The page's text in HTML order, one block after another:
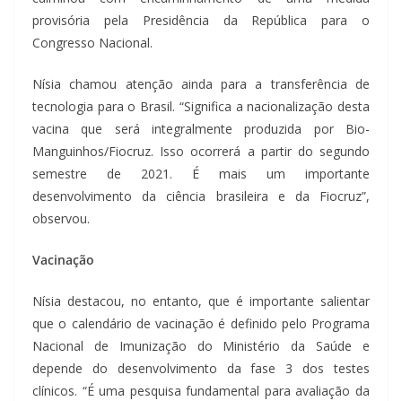
provisória pela Presidência da República para o
Congresso Nacional.
Nísia chamou atenção ainda para a transferência de
tecnologia para o Brasil. “Significa a nacionalização desta
vacina que será integralmente produzida por Bio-
Manguinhos/Fiocruz. Isso ocorrerá a partir do segundo
semestre de 2021. É mais um importante
desenvolvimento da ciência brasileira e da Fiocruz”,
observou.
Vacinação
Nísia destacou, no entanto, que é importante salientar
que o calendário de vacinação é definido pelo Programa
Nacional de Imunização do Ministério da Saúde e
depende do desenvolvimento da fase 3 dos testes
clínicos. “É uma pesquisa fundamental para avaliação da